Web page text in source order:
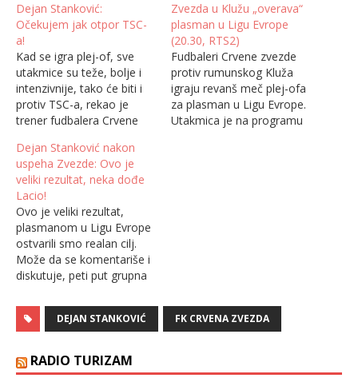
Dejan Stanković:
Očekujem jak otpor TSC-
a!
Kad se igra plej-of, sve
utakmice su teže, bolje i
intenzivnije, tako će biti i
protiv TSC-a, rekao je
trener fudbalera Crvene
Bačkoj Topoli. TSC
dočekuje crveno-bele u
drugom kolu plej-ofa u
sredu od 16 sati. "Ne
menjamo naš cilj i pravac,
uprkos tome što smo…
Zvezda u Klužu „overava“
plasman u Ligu Evrope
(20.30, RTS2)
Fudbaleri Crvene zvezde
protiv rumunskog Kluža
igraju revanš meč plej-ofa
za plasman u Ligu Evrope.
Utakmica je na programu
Dejan Stanković nakon
uspeha Zvezde: Ovo je
veliki rezultat, neka dođe
Lacio!
Ovo je veliki rezultat,
plasmanom u Ligu Evrope
ostvarili smo realan cilj.
Može da se komentariše i
diskutuje, peti put grupna
Evrope dosta jača i
čestitam momcima, rekao
zvezde Dejan Stanković
posle pobede protiv Kluža.
DEJAN STANKOVIĆ FK CRVENA ZVEZDA
RADIO TURIZAM